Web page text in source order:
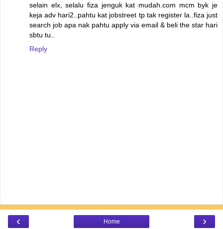
selain elx, selalu fiza jenguk kat mudah.com mcm byk je
keja adv hari2..pahtu kat jobstreet tp tak register la..fiza just
search job apa nak pahtu apply via email & beli the star hari
sbtu tu..
Reply
‹ ›
Home